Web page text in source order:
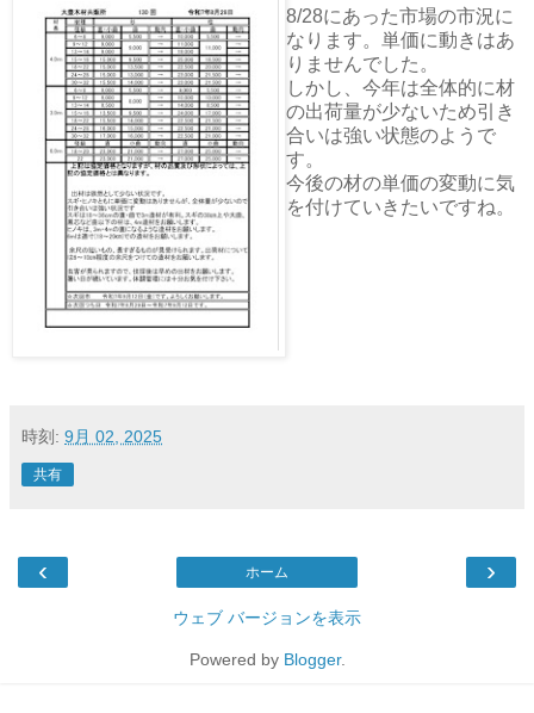
8/28にあった市場の市況に
なります。単価に動きはあ
りませんでした。
しかし、今年は全体的に材
の出荷量が少ないため引き
合いは強い状態のようで
す。
今後の材の単価の変動に気
を付けていきたいですね。
時刻: 9月 02, 2025
共有
‹ ›
ホーム
ウェブ バージョンを表示
Powered by Blogger.